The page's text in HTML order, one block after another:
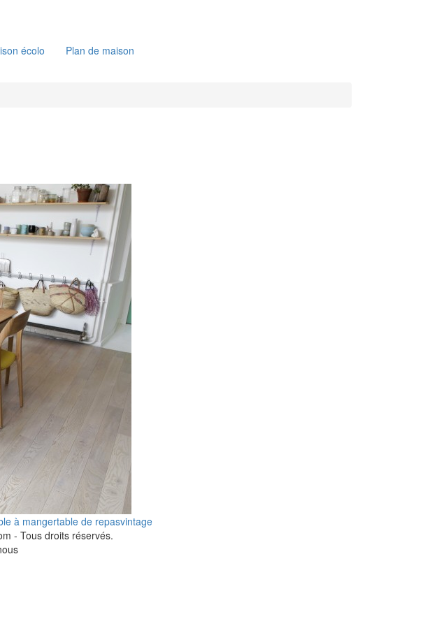
écolo Plan de maison
à mangertable de repasvintage
- Tous droits réservés.